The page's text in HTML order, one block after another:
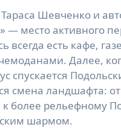
Шевченко и
— место активного
всегда есть кафе,
Далее,
спускается
смена ландшафта:
более рельефному
шармом.